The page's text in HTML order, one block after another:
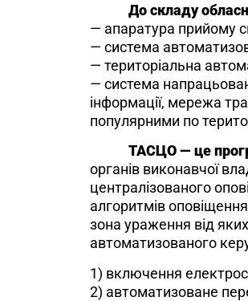
До складу
— апаратура прийому
— система
— територіальна
— система
інформації, мережа
популярними по
ТАСЦО — це
органів виконавчої
централізованого
алгоритмів
зона ураження від яких
автоматизованого
1) включення
2) автоматизоване